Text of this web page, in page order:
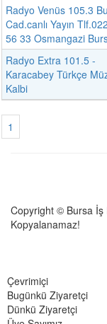
Radyo Venüs 105.3
Cad.canlı Yayın
56 33 Osmangazi
Radyo Extra 101.5 -
Karacabey Türkçe
Kalbi
1
Copyright © Bursa İş
Kopyalanamaz!
Çevrimiçi
Bugünkü Ziyaretçi
Dünkü Ziyaretçi